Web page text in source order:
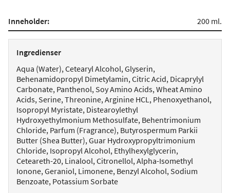
Inneholder: 200 ml.
Ingredienser
Aqua (Water), Cetearyl Alcohol, Glyserin,
Behenamidopropyl Dimetylamin, Citric Acid, Dicaprylyl
Carbonate, Panthenol, Soy Amino Acids, Wheat Amino
Acids, Serine, Threonine, Arginine HCL, Phenoxyethanol,
Isopropyl Myristate, Distearoylethyl
Hydroxyethylmonium Methosulfate, Behentrimonium
Chloride, Parfum (Fragrance), Butyrospermum Parkii
Butter (Shea Butter), Guar Hydroxypropyltrimonium
Chloride, Isopropyl Alcohol, Ethylhexylglycerin,
Ceteareth-20, Linalool, Citronellol, Alpha-Isomethyl
Ionone, Geraniol, Limonene, Benzyl Alcohol, Sodium
Benzoate, Potassium Sorbate